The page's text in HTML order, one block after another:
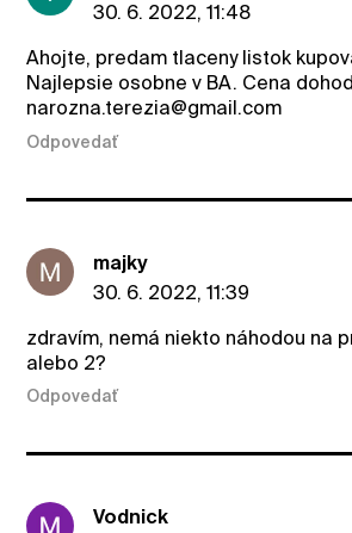
30. 6. 2022, 11:48
Ahojte, predam tlaceny listok
Najlepsie osobne v BA. Cena
narozna.terezia@gmail.com
Odpovedať
majky
30. 6. 2022, 11:39
zdravím, nemá niekto náhodou na
alebo 2?
Odpovedať
Vodnick